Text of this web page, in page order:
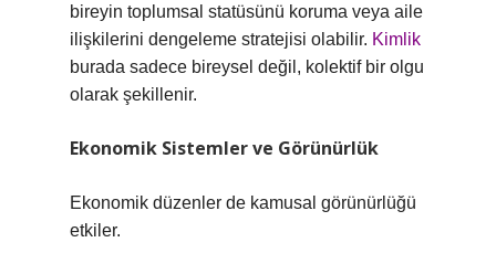
bireyin toplumsal statüsünü koruma veya aile
ilişkilerini dengeleme stratejisi olabilir. Kimlik
burada sadece bireysel değil, kolektif bir olgu
olarak şekillenir.
Ekonomik Sistemler ve Görünürlük
Ekonomik düzenler de kamusal görünürlüğü
etkiler.